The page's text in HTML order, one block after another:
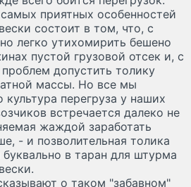
приятных особенностей
состоит в том, что, с
легко утихомирить бешено
пустой грузовой отсек и, с
допустить толику
массы. Но все мы
культура перегруза у наших
встречается далеко не
жаждой заработать
- и позволительная толика
в таран для штурма
о таком "забавном"